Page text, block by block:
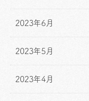
2023年6月
2023年5月
2023年4月